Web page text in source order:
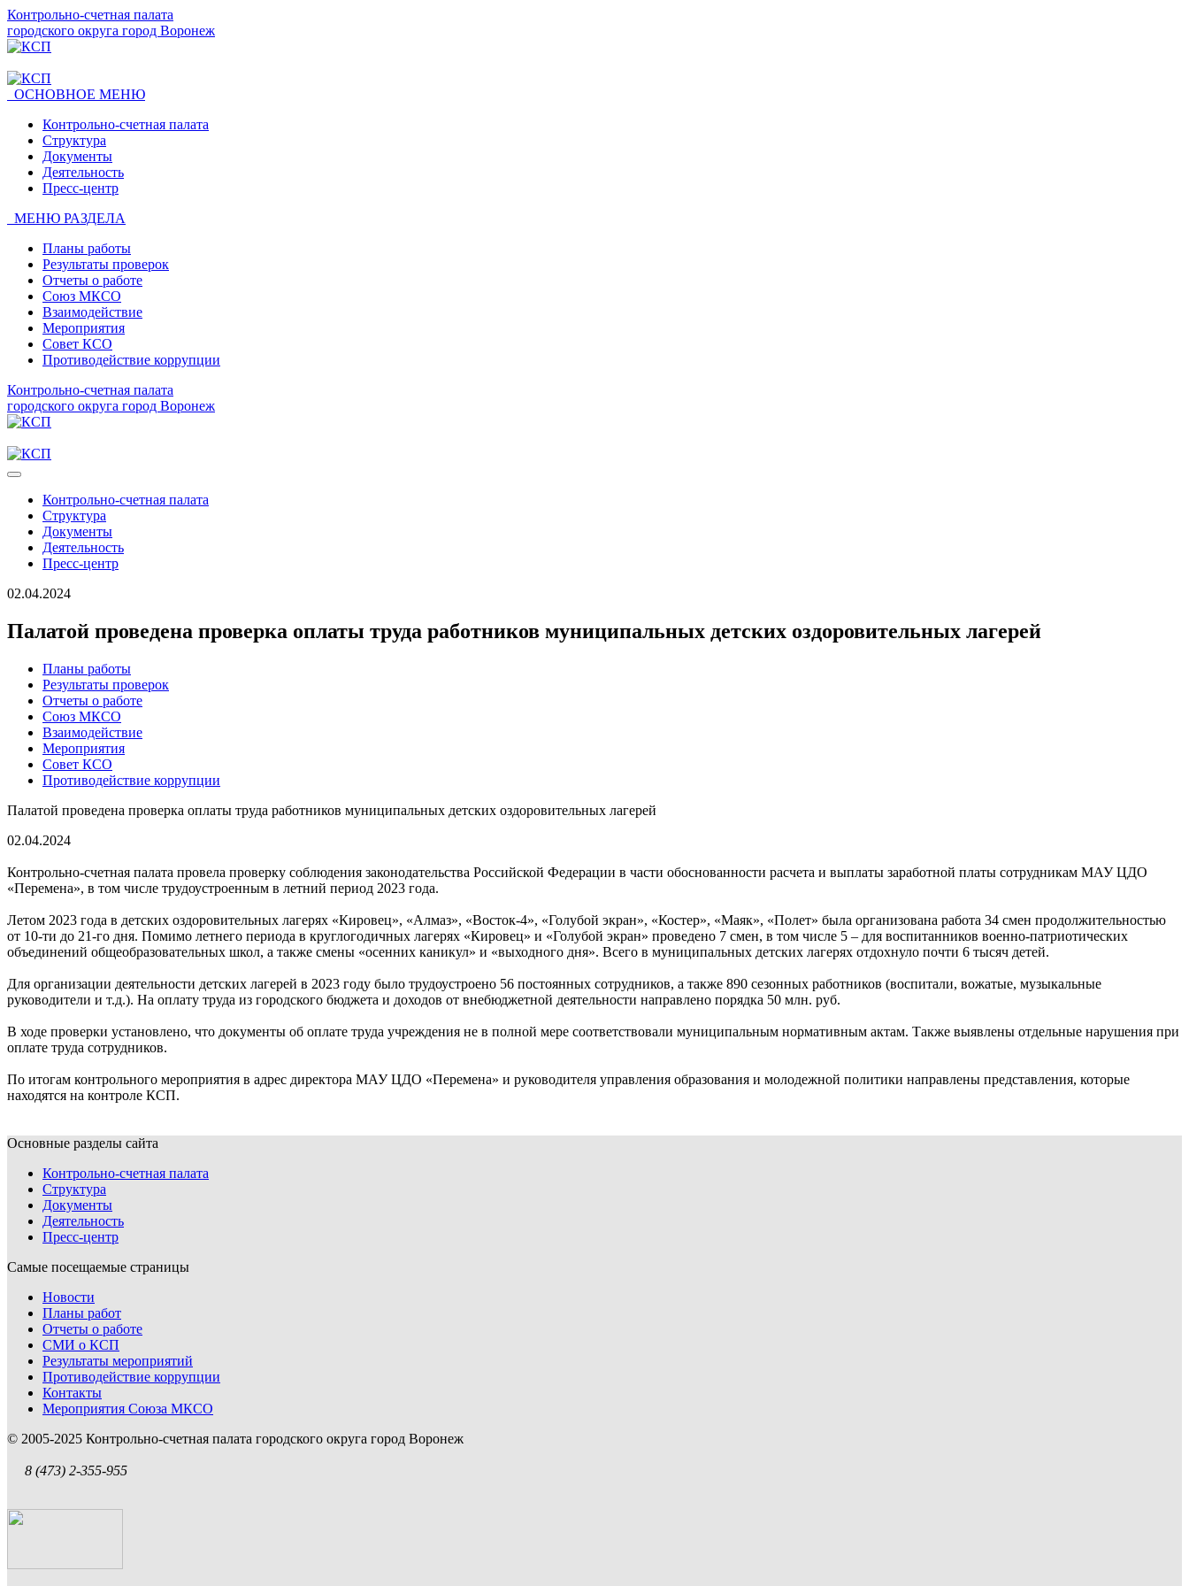
Контрольно-счетная палата
городского округа город Воронеж
ОСНОВНОЕ МЕНЮ
Контрольно-счетная палата
Структура
Документы
Деятельность
Пресс-центр
МЕНЮ РАЗДЕЛА
Планы работы
Результаты проверок
Отчеты о работе
Союз МКСО
Взаимодействие
Мероприятия
Совет КСО
Противодействие коррупции
Контрольно-счетная палата
городского округа город Воронеж
Контрольно-счетная палата
Структура
Документы
Деятельность
Пресс-центр
02.04.2024
Палатой проведена проверка оплаты труда работников муниципальных детских оздоровительных лагерей
Планы работы
Результаты проверок
Отчеты о работе
Союз МКСО
Взаимодействие
Мероприятия
Совет КСО
Противодействие коррупции
Палатой проведена проверка оплаты труда работников муниципальных детских оздоровительных лагерей
02.04.2024
Контрольно-счетная палата провела проверку соблюдения законодательства Российской Федерации в части обоснованности расчета и выплаты заработной платы сотрудникам МАУ ЦДО
«Перемена», в том числе трудоустроенным в летний период 2023 года.
Летом 2023 года в детских оздоровительных лагерях «Кировец», «Алмаз», «Восток-4», «Голубой экран», «Костер», «Маяк», «Полет» была организована работа 34 смен продолжительностью
от 10-ти до 21-го дня. Помимо летнего периода в круглогодичных лагерях «Кировец» и «Голубой экран» проведено 7 смен, в том числе 5 – для воспитанников военно-патриотических
объединений общеобразовательных школ, а также смены «осенних каникул» и «выходного дня». Всего в муниципальных детских лагерях отдохнуло почти 6 тысяч детей.
Для организации деятельности детских лагерей в 2023 году было трудоустроено 56 постоянных сотрудников, а также 890 сезонных работников (воспитали, вожатые, музыкальные
руководители и т.д.). На оплату труда из городского бюджета и доходов от внебюджетной деятельности направлено порядка 50 млн. руб.
В ходе проверки установлено, что документы об оплате труда учреждения не в полной мере соответствовали муниципальным нормативным актам. Также выявлены отдельные нарушения при
оплате труда сотрудников.
По итогам контрольного мероприятия в адрес директора МАУ ЦДО «Перемена» и руководителя управления образования и молодежной политики направлены представления, которые
находятся на контроле КСП.
Основные разделы сайта
Контрольно-счетная палата
Структура
Документы
Деятельность
Пресс-центр
Самые посещаемые страницы
Новости
Планы работ
Отчеты о работе
СМИ о КСП
Результаты мероприятий
Противодействие коррупции
Контакты
Мероприятия Союза МКСО
© 2005-2025 Контрольно-счетная палата городского округа город Воронеж
8 (473) 2-355-955